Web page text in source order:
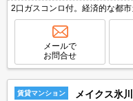
2口ガスコンロ付。経済的な都市
メールで
お問合せ
賃貸マンション メイクス氷